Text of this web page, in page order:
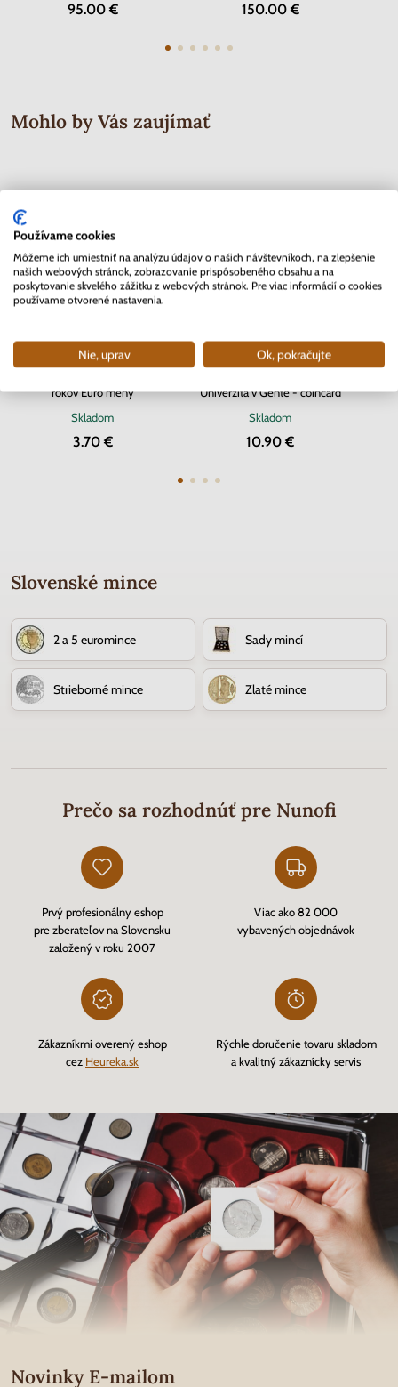
95.00 € 150.00 €
Mohlo by Vás zaujímať
rokov Euro meny
Skladom
3.70 €
Univerzita v Gente - coincard
Skladom
10.90 €
Slovenské mince
2 a 5 euromince Sady mincí
Strieborné mince Zlaté mince
Prečo sa rozhodnúť pre Nunofi
Prvý profesionálny eshop
pre zberateľov na Slovensku
založený v roku 2007
Viac ako 82 000
vybavených objednávok
Zákazníkmi overený eshop
cez Heureka.sk
Rýchle doručenie tovaru skladom
a kvalitný zákaznícky servis
Novinky E-mailom
Používame cookies
Môžeme ich umiestniť na analýzu údajov o našich návštevníkoch, na zlepšenie
našich webových stránok, zobrazovanie prispôsobeného obsahu a na
poskytovanie skvelého zážitku z webových stránok. Pre viac informácií o cookies
používame otvorené nastavenia.
Nie, uprav Ok, pokračujte